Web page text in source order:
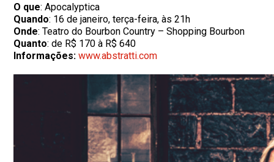
O que: Apocalyptica
Quando: 16 de janeiro, terça-feira, às 21h
Onde: Teatro do Bourbon Country – Shopping Bourbon
Quanto: de R$ 170 à R$ 640
Informações: www.abstratti.com